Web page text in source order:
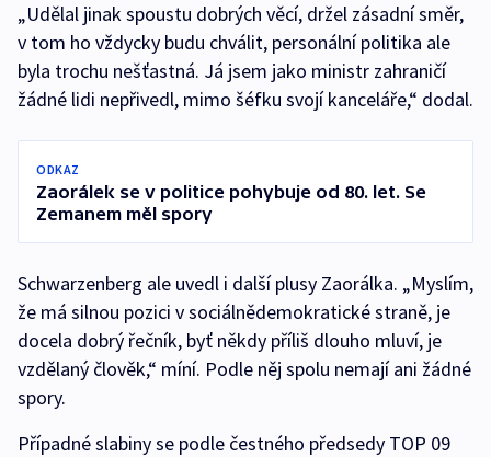
„Udělal jinak spoustu dobrých věcí, držel zásadní směr,
v tom ho vždycky budu chválit, personální politika ale
byla trochu nešťastná. Já jsem jako ministr zahraničí
žádné lidi nepřivedl, mimo šéfku svojí kanceláře,“ dodal.
ODKAZ
Zaorálek se v politice pohybuje od 80. let. Se
Zemanem měl spory
Schwarzenberg ale uvedl i další plusy Zaorálka. „Myslím,
že má silnou pozici v sociálnědemokratické straně, je
docela dobrý řečník, byť někdy příliš dlouho mluví, je
vzdělaný člověk,“ míní. Podle něj spolu nemají ani žádné
spory.
Případné slabiny se podle čestného předsedy TOP 09